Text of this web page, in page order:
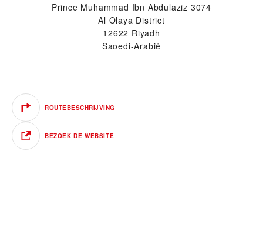
Prince Muhammad Ibn Abdulaziz 3074
Al Olaya District
12622 Riyadh
Saoedi-Arabië
ROUTEBESCHRIJVING
BEZOEK DE WEBSITE